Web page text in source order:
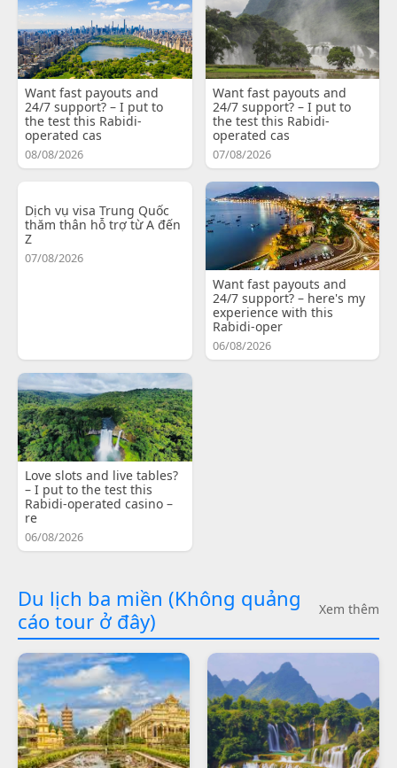
Want fast payouts and
24/7 support? – I put to
the test this Rabidi-
operated cas
08/08/2026
Want fast payouts and
24/7 support? – I put to
the test this Rabidi-
operated cas
07/08/2026
Dịch vụ visa Trung Quốc
thăm thân hỗ trợ từ A đến
Z
07/08/2026
Want fast payouts and
24/7 support? – here's my
experience with this
Rabidi-oper
06/08/2026
Love slots and live tables?
– I put to the test this
Rabidi-operated casino –
re
06/08/2026
Du lịch ba miền (Không quảng
cáo tour ở đây)
Xem thêm